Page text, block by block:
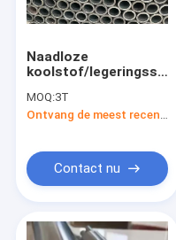
Naadloze
koolstof/legeringsstaal
condensatorbuizen
MOQ:3T
Contact nu